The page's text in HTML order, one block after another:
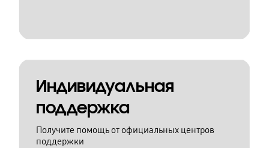
Индивидуальная
поддержка
Получите помощь от официальных центров
поддержки